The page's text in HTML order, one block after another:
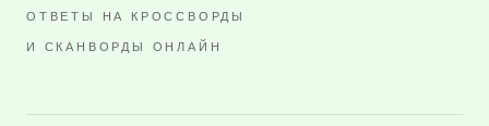
ОТВЕТЫ НА КРОССВОРДЫ
И СКАНВОРДЫ ОНЛАЙН